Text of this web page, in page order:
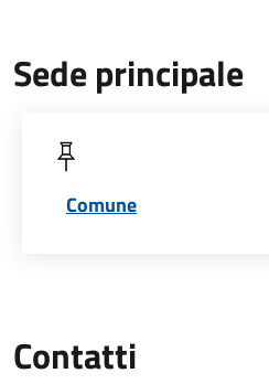
Sede principale
Comune
Contatti